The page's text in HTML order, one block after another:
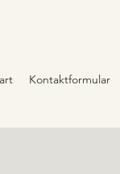
Kontaktformular